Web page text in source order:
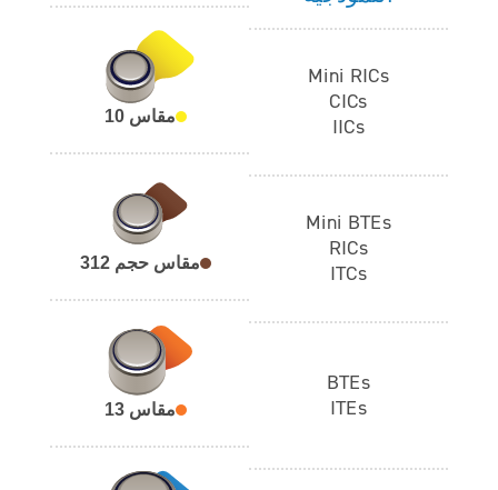
Mini RICs
CICs
IICs
Mini BTEs
RICs
ITCs
BTEs
ITEs
مقاس 10
مقاس حجم 312
مقاس 13